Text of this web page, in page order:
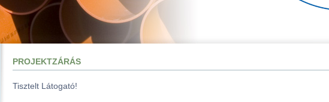
PROJEKTZÁRÁS
Tisztelt Látogató!